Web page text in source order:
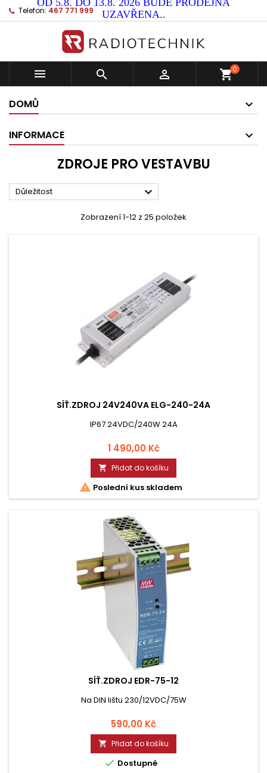
OD 5.8. DO 13.8. 2026 BUDE PRODEJNA
UZAVŘENA..
Telefon: 467 771 999
   shopping_cart0
DOMŮ
INFORMACE
ZDROJE PRO VESTAVBU
Důležitost 
Zobrazení 1-12 z 25 položek
SÍŤ.ZDROJ 24V240VA ELG-240-24A
IP67 24VDC/240W 24A
Cena
1 490,00 Kč
 Přidat do košíku
 Poslední kus skladem
SÍŤ.ZDROJ EDR-75-12
Na DIN lištu 230/12VDC/75W
Cena
590,00 Kč
 Přidat do košíku
 Dostupné